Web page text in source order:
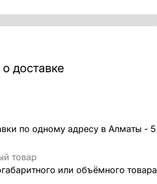
доставке
по одному адресу в Алматы -
товар
или объёмного